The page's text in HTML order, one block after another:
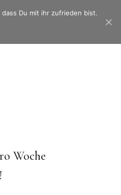
Rezepte Mitgliederbereich
Woche
Du mit ihr zufrieden bist.